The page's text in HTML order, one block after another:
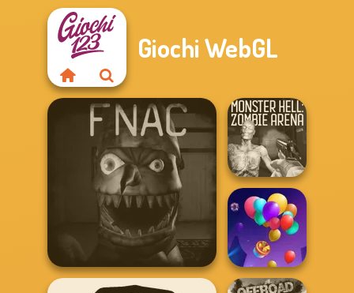
Giochi WebGL
Monster Hell:
Zombie Arena